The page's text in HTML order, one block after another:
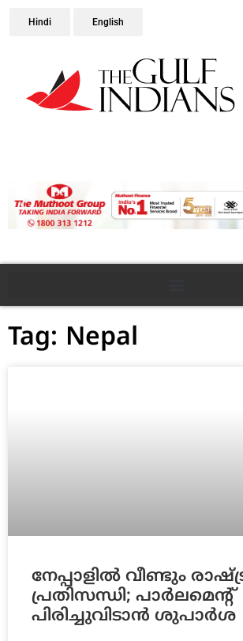
Hindi English
Tag: Nepal
നേപ്പാളില്‍ വീണ്ടും
പ്രതിസന്ധി; പാര്‍ലമെന്റ്
പിരിച്ചുവിടാന്‍ ശുപാര്‍ശ